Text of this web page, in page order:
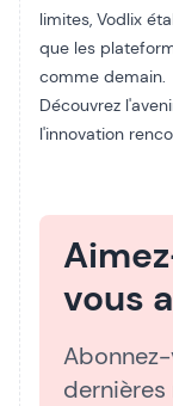
limites, Vodlix
que les
comme demain.
Découvrez
l'innovation
vous
dernières